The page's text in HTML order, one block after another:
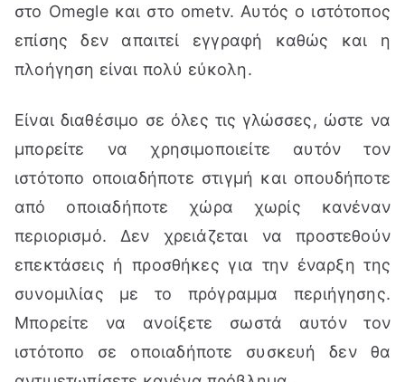
στο Omegle και στο ometv. Αυτός ο ιστότοπος
επίσης δεν απαιτεί εγγραφή καθώς και η
πλοήγηση είναι πολύ εύκολη.
Είναι διαθέσιμο σε όλες τις γλώσσες, ώστε να
μπορείτε να χρησιμοποιείτε αυτόν τον
ιστότοπο οποιαδήποτε στιγμή και οπουδήποτε
από οποιαδήποτε χώρα χωρίς κανέναν
περιορισμό. Δεν χρειάζεται να προστεθούν
επεκτάσεις ή προσθήκες για την έναρξη της
συνομιλίας με το πρόγραμμα περιήγησης.
Μπορείτε να ανοίξετε σωστά αυτόν τον
ιστότοπο σε οποιαδήποτε συσκευή δεν θα